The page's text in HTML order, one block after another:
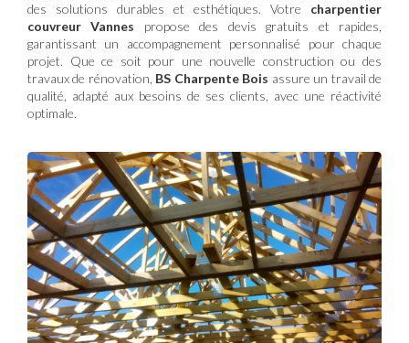
des solutions durables et esthétiques. Votre charpentier
couvreur Vannes propose des devis gratuits et rapides,
garantissant un accompagnement personnalisé pour chaque
projet. Que ce soit pour une nouvelle construction ou des
travaux de rénovation, BS Charpente Bois assure un travail de
qualité, adapté aux besoins de ses clients, avec une réactivité
optimale.